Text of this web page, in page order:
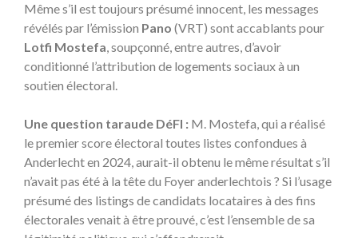
Même s’il est toujours présumé innocent, les messages
révélés par l’émission Pano (VRT) sont accablants pour
Lotfi Mostefa, soupçonné, entre autres, d’avoir
conditionné l’attribution de logements sociaux à un
soutien électoral.
Une question taraude DéFI : M. Mostefa, qui a réalisé
le premier score électoral toutes listes confondues à
Anderlecht en 2024, aurait-il obtenu le même résultat s’il
n’avait pas été à la tête du Foyer anderlechtois ? Si l’usage
présumé des listings de candidats locataires à des fins
électorales venait à être prouvé, c’est l’ensemble de sa